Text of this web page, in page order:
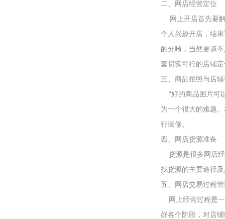
二、网店经营定位
网上开店首先要解
个人兴趣开店，结
的分晰，当然更谈
套切实可行的店铺
三、商品拍照与店
“好的商品图片可
为一个很大的难题
行装修。
四、网店货源准备
货源是很多网店经
找货源的主要途径
五、网店交易过
网上经营过程是一
好各个阶段，对店